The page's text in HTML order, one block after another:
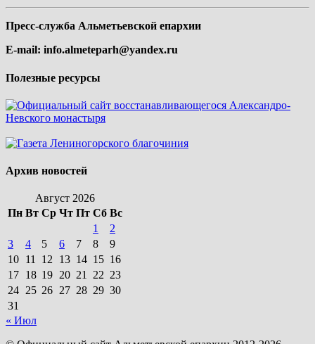
Пресс-служба Альметьевской епархии
E-mail: info.almeteparh@yandex.ru
Полезные ресурсы
Архив новостей
Август 2026
Пн Вт Ср Чт Пт Сб Вс
1
2
3
4 5 6 7 8
9
10 11 12 13 14 15 16
17 18 19 20 21 22 23
24 25 26 27 28 29 30
31
« Июл